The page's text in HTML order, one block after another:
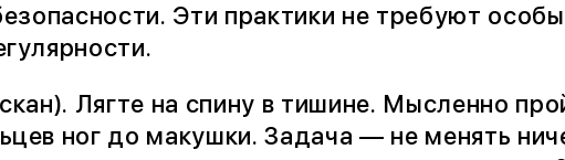
Эти практики не требуют
Лягте на спину в тишине. Мысленно
ног до макушки. Задача — не менять